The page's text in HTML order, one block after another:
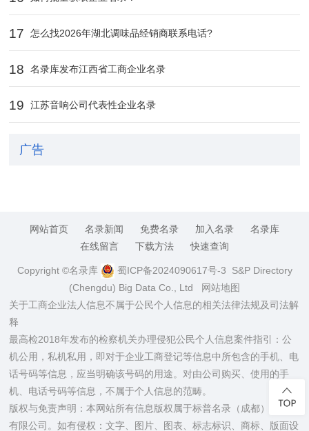
17 怎么找2026年湖北调味品经销商联系电话?
18 名录库发布江西省工商企业名录
19 江苏音响公司代表性企业名录
广告
网站首页 名录新闻 免费名录 加入名录
名录库
在线留言
下载方法 快速查询
Copyright ©名录库 蜀ICP备2024090617号-3 S&P Directory
(Chengdu) Big Data Co., Ltd
网站地图
关于工商企业法人信息不属于公民个人信息的相关法律法规及司法解
释
最高检2018年发布的检察机关办理侵犯公民个人信息案件指引：公
机公用，私机私用，即对于企业工商登记等信息中所包含的手机、电
话号码等信息，应当明确该号码的用途。对由公司购买、使用的手
机、电话号码等信息，不属于个人信息的范畴。
版权与免责声明：本网站所有信息版权属于标普名录（成都）大数据
有限公司。如有侵权：文字、图片、图表、标志标识、商标、版面设